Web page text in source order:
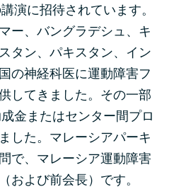
演に招待されています。
ー、バングラデシュ、キ
タン、パキスタン、イン
の神経科医に運動障害フ
してきました。その一部
金またはセンター間プロ
した。マレーシアパーキ
で、マレーシア運動障害
および前会長）です。